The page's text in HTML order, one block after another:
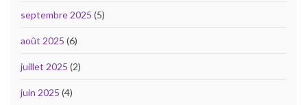
septembre 2025 (5)
août 2025 (6)
juillet 2025 (2)
juin 2025 (4)